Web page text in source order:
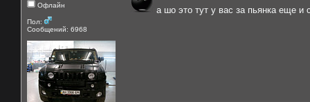
Офлайн
Пол:
Сообщений: 6968
а шо это тут у вас за пьянка еще и